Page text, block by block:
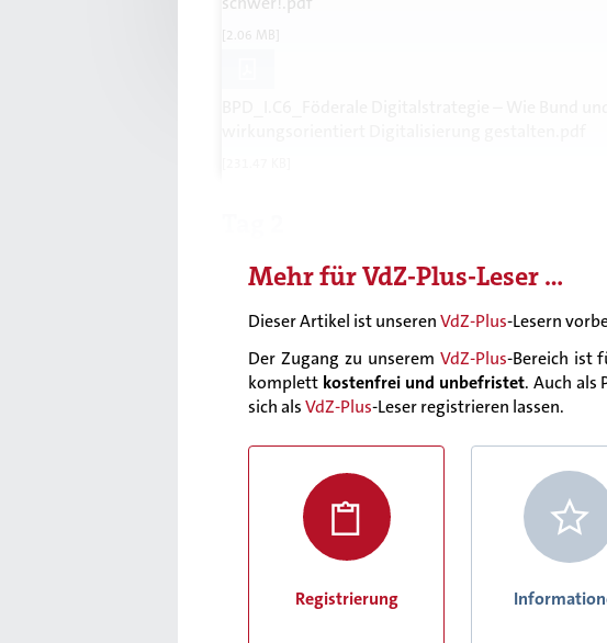
[2.06 MB]
Mehr fürVdZ-Plus-Leser …
Dieser Artikel ist unserenVdZ-Plus-Lesern
Der Zugang zu unserem VdZ-Plus-Bereich ist
komplett kostenfrei und unbefristet. Auch als
sich alsVdZ-Plus-Leser registrieren lassen.
Registrierung